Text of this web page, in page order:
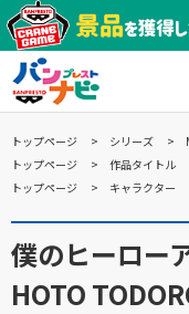
トップページ シリーズ
トップページ
作品タイトル
トップページ
キャラクター
僕のヒーロー
HOTO